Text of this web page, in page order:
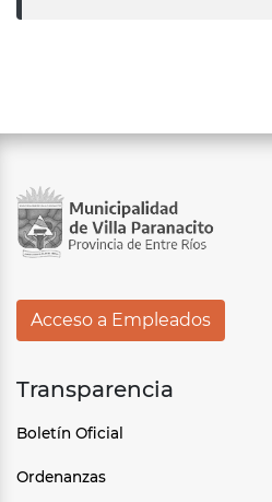
Acceso a Empleados
Transparencia
Boletín Oficial
Ordenanzas